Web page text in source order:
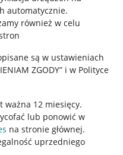
automatycznie.
również w celu
są w ustawieniach
ZGODY” i w Polityce
ważna 12 miesięcy.
lub ponowić w
na stronie głównej.
uprzedniego